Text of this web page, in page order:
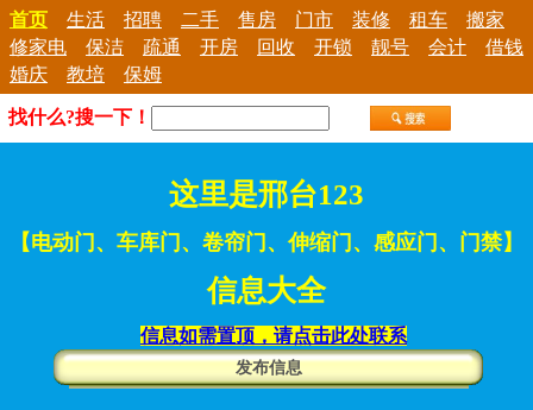
首页 生活 招聘 二手 售房 门市 装修 租车
搬家
修家电
保洁 疏通 开房 回收 开锁 靓号 会计
借钱
婚庆
教培 保姆
找什么?搜一下！
这里是邢台123
【电动门、车库门、卷帘门、伸缩门、感应门、门禁】
信息大全
信息如需置顶，请点击此处联系
发布信息